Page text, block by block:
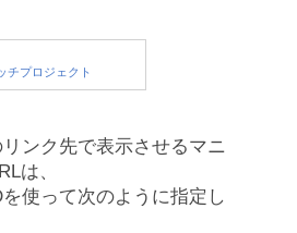
ンク先で表示させるマニ
は、
使って次のように指定し